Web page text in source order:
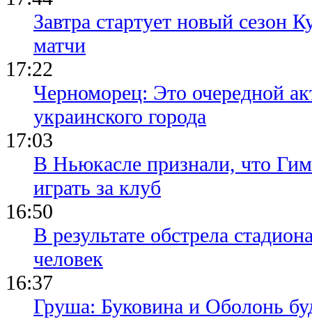
Завтра стартует новый сезон
матчи
17:22
Черноморец: Это очередной
украинского города
17:03
В Ньюкасле признали, что
играть за клуб
16:50
В результате обстрела
человек
16:37
Груша: Буковина и Оболонь